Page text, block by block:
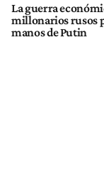
La guerra
millonarios rusos
manos de Putin